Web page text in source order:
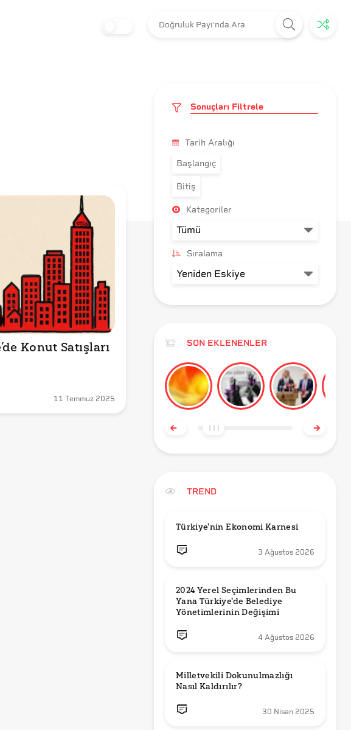
11 Temmuz 2025
Sonuçları Filtrele
Tarih Aralığı
Başlangıç
Bitiş
Kategoriler
Sıralama
SON EKLENENLER
TREND
Türkiye'nin Ekonomi Karnesi
3 Ağustos 2026
2024 Yerel Seçimlerinden Bu
Yana Türkiye'de Belediye
Yönetimlerinin Değişimi
4 Ağustos 2026
Milletvekili Dokunulmazlığı
Nasıl Kaldırılır?
30 Nisan 2025